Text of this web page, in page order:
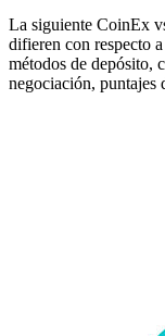
La siguiente CoinEx
difieren con respecto
métodos de depósito,
negociación, puntajes